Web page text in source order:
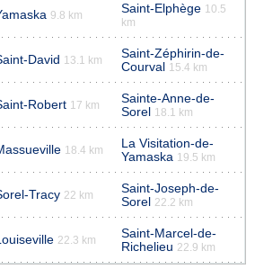
9.8 km Saint-Elphège 10.5
km
David 13.1 km
Saint-Zéphirin-de-
Courval 15.4 km
Robert 17 km
Sainte-Anne-de-
Sorel 18.1 km
18.4 km
La Visitation-de-
Yamaska 19.5 km
Tracy 22 km
Saint-Joseph-de-
Sorel 22.2 km
22.3 km
Saint-Marcel-de-
Richelieu 22.9 km